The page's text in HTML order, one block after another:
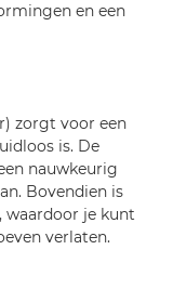
en een
zorgt voor een
is. De
nauwkeurig
Bovendien is
waardoor je kunt
verlaten.